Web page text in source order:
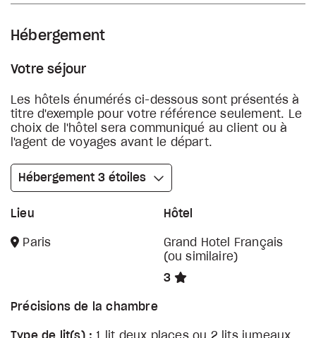
Hébergement
Votre séjour
Les hôtels énumérés ci-dessous sont présentés à
titre d'exemple pour votre référence seulement. Le
choix de l'hôtel sera communiqué au client ou à
l'agent de voyages avant le départ.
Hébergement 3 étoiles
Lieu Hôtel
Paris
Grand Hotel Français
(ou similaire)
3
Précisions de la chambre